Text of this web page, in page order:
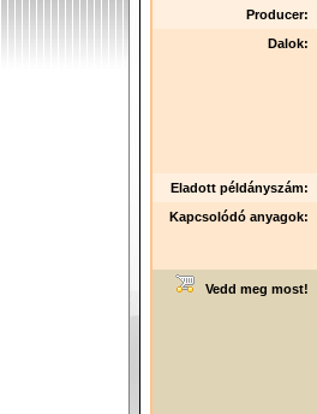
Producer:
Dalok:
Eladott példányszám:
Kapcsolódó anyagok:
Vedd meg most!